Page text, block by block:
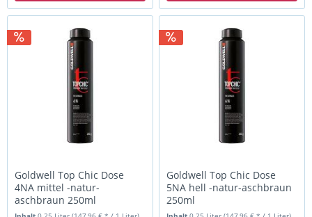
Goldwell Top Chic Dose
4NA mittel -natur-
aschbraun 250ml
Goldwell Top Chic Dose
5NA hell -natur-aschbraun
250ml